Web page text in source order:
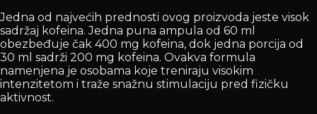
Jedna od najvećih prednosti ovog proizvoda jeste visok
sadržaj kofeina. Jedna puna ampula od 60 ml
obezbeđuje čak 400 mg kofeina, dok jedna porcija od
30 ml sadrži 200 mg kofeina. Ovakva formula
namenjena je osobama koje treniraju visokim
intenzitetom i traže snažnu stimulaciju pred fizičku
aktivnost.